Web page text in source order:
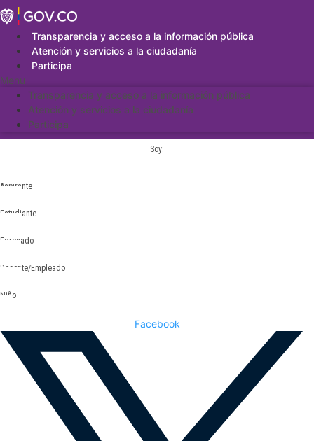
Saltar
al
contenidoTransparencia y acceso a la información pública
Atención y servicios a la ciudadanía
Participa
Menu
Transparencia y acceso a la información pública
Atención y servicios a la ciudadanía
Participa
Soy:
Aspirante
Estudiante
Egresado
Docente/Empleado
Niño
Facebook